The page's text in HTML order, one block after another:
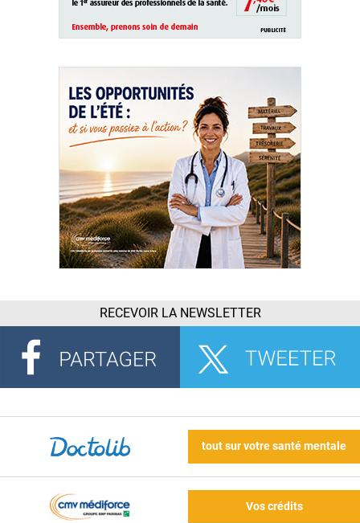
RECEVOIR LA NEWSLETTER
tout sur votre santé mentale
Vos crédits